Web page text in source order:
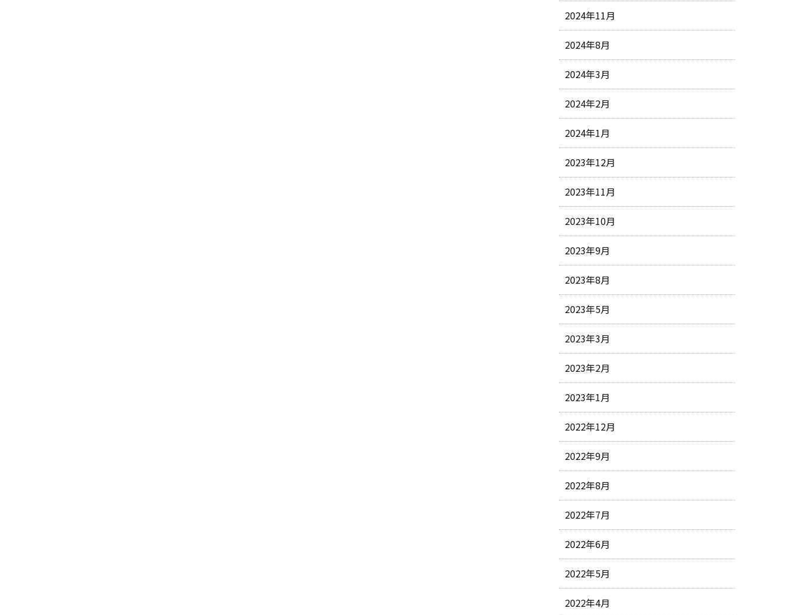
2024年11月
2024年8月
2024年3月
2024年2月
2024年1月
2023年12月
2023年11月
2023年10月
2023年9月
2023年8月
2023年5月
2023年3月
2023年2月
2023年1月
2022年12月
2022年9月
2022年8月
2022年7月
2022年6月
2022年5月
2022年4月